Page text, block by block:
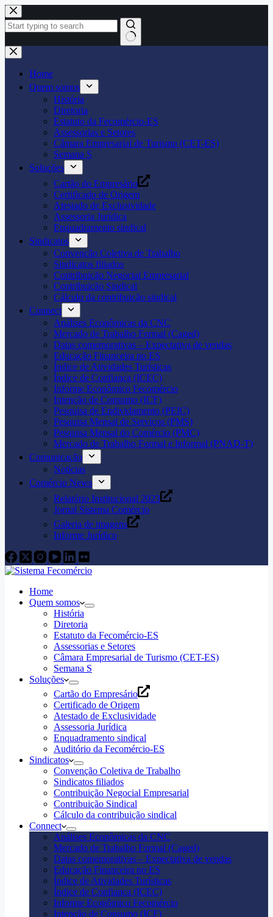
Pular
para
o
Home
Quem somos
História
Diretoria
Estatuto da Fecomércio-ES
Assessorias e Setores
Câmara Empresarial de Turismo (CET-ES)
Semana S
Soluções
Cartão do Empresário
Certificado de Origem
Atestado de Exclusividade
Assessoria Jurídica
Enquadramento sindical
Sindicatos
Convenção Coletiva de Trabalho
Sindicatos filiados
Contribuição Negocial Empresarial
Contribuição Sindical
Cálculo da contribuição sindical
Connect
Análises Econômicas da CNC
Mercado de Trabalho Formal (Caged)
Datas comemorativas – Expectativa de vendas
Educação Financeira no ES
Índice de Atividades Turísticas
Índice de Confiança (ICEC)
Informe Econômico Fecomércio
Intenção de Consumo (ICF)
Pesquisa de Endividamento (PEIC)
Pesquisa Mensal de Serviços (PMS)
Pesquisa Mensal do Comércio (PMC)
Mercado de Trabalho Formal e Informal (PNAD-T)
Comunicação
Notícias
Comércio News
Relatório Institucional 2023
Jornal Sistema Comércio
Galeria de imagens
Informe Jurídico
Home
Quem somos
História
Diretoria
Estatuto da Fecomércio-ES
Assessorias e Setores
Câmara Empresarial de Turismo (CET-ES)
Semana S
Soluções
Cartão do Empresário
Certificado de Origem
Atestado de Exclusividade
Assessoria Jurídica
Enquadramento sindical
Auditório da Fecomércio-ES
Sindicatos
Convenção Coletiva de Trabalho
Sindicatos filiados
Contribuição Negocial Empresarial
Contribuição Sindical
Cálculo da contribuição sindical
Connect
Análises Econômicas da CNC
Mercado de Trabalho Formal (Caged)
Datas comemorativas – Expectativa de vendas
Educação Financeira no ES
Índice de Atividades Turísticas
Índice de Confiança (ICEC)
Informe Econômico Fecomércio
Intenção de Consumo (ICF)